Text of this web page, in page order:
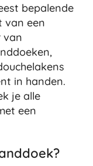
bepalende
van een
van
in handen.
je alle
een